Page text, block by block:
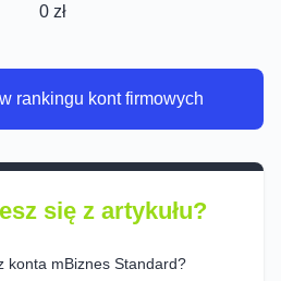
0 zł
rankingu kont firmowych
się z artykułu?
konta mBiznes Standard?